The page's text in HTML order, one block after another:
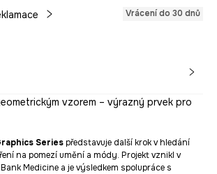
Vrácení do 30 dnů
vzorem – výrazný prvek pro
Seriespředstavuje další krok v hledání
na pomezí umění a módy. Projekt vznikl v
Medicine a je výsledkem spolupráce s